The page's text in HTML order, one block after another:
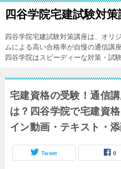
四谷学院宅建試験対
四谷学院宅建試験対策講座は、オリ
ムによる高い合格率が自慢の通信講
四谷学院はスピーディーな対策・試
宅建資格の受験！通信
は？四谷学院で宅建資
イン動画・テキスト・添
Tweet 0